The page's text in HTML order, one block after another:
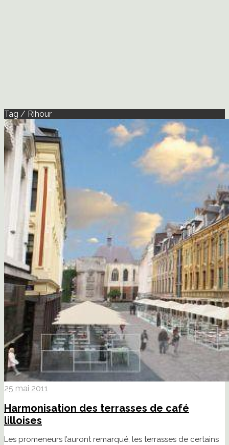
Tag / Rihour
25 mai 2011
Harmonisation des terrasses de café
lilloises
Les promeneurs l’auront remarqué, les terrasses de certains